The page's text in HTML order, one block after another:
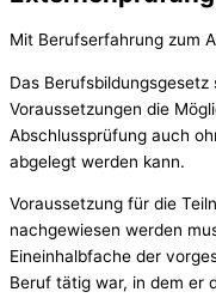
Mit Berufserfahrung zum
Das
Voraussetzungen die
Abschlussprüfung auch
abgelegt werden kann.
Voraussetzung für die
nachgewiesen werden
Eineinhalbfache der
Beruf tätig war, in dem er